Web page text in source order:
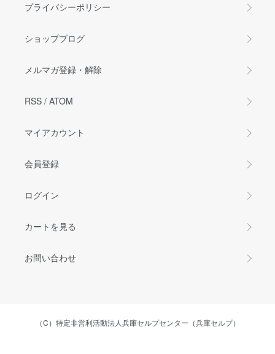
プライバシーポリシー
ショップブログ
メルマガ登録・解除
RSS / ATOM
マイアカウント
会員登録
ログイン
カートを見る
お問い合わせ
（C）特定非営利活動法人兵庫セルプセンター（兵庫セルプ）